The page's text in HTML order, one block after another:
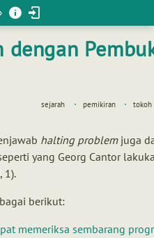
sejarah pemikiran tokoh
halting problemjuga
yang Georg Cantor
1).
berikut:
memeriksa sembarang